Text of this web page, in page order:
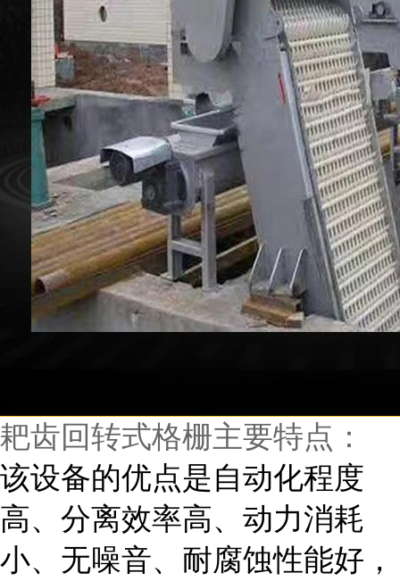
耙齿回转式格栅主要特点：
该设备的优点是自动化程度
高、分离效率高、动力消耗
小、无噪音、耐腐蚀性能好，